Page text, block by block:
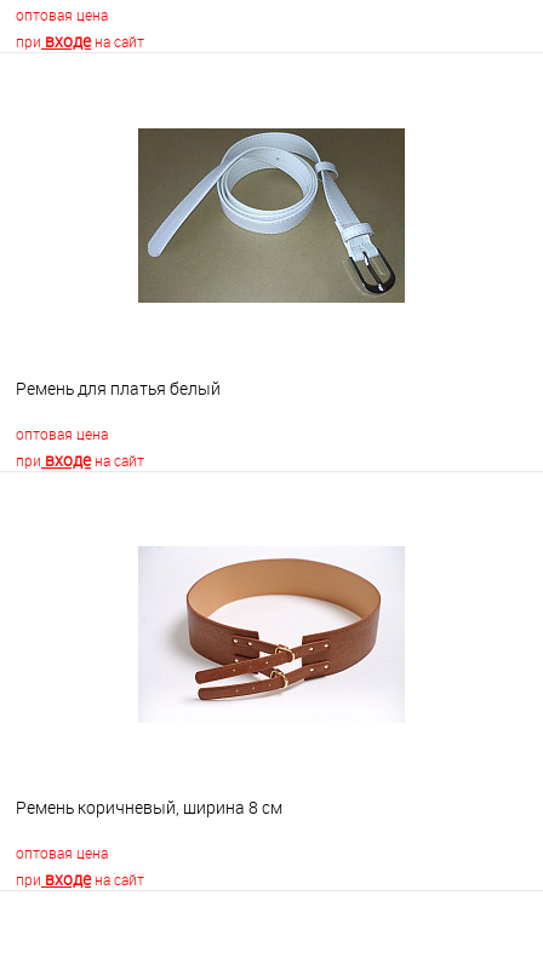
оптовая цена
при входена сайт
Недоступно
Ремень для платья белый
оптовая цена
при входена сайт
В наличии
Ремень коричневый, ширина 8 см
оптовая цена
при входена сайт